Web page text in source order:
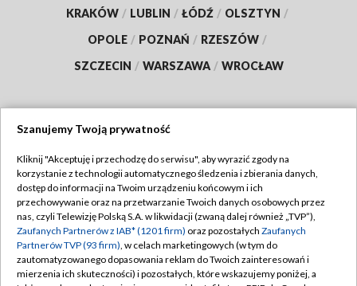
KRAKÓW / LUBLIN / ŁÓDŹ / OLSZTYN /
OPOLE / POZNAŃ / RZESZÓW /
SZCZECIN / WARSZAWA / WROCŁAW
TVP
Abonament TVP
Emisja w TVP
Centrum informacji TVP
Naziemna Telewizja Cyfrowa
Regulamin TVP
Polityka prywatności
Moje zgody
Szanujemy Twoją prywatność
Kliknij "Akceptuję i przechodzę do serwisu", aby wyrazić zgody na
korzystanie z technologii automatycznego śledzenia i zbierania danych,
dostęp do informacji na Twoim urządzeniu końcowym i ich
przechowywanie oraz na przetwarzanie Twoich danych osobowych przez
nas, czyli Telewizję Polską S.A. w likwidacji (zwaną dalej również „TVP”),
Zaufanych Partnerów z IAB* (1201 firm) oraz pozostałych Zaufanych
Partnerów TVP (93 firm), w celach marketingowych (w tym do
zautomatyzowanego dopasowania reklam do Twoich zainteresowań i
mierzenia ich skuteczności) i pozostałych, które wskazujemy poniżej, a